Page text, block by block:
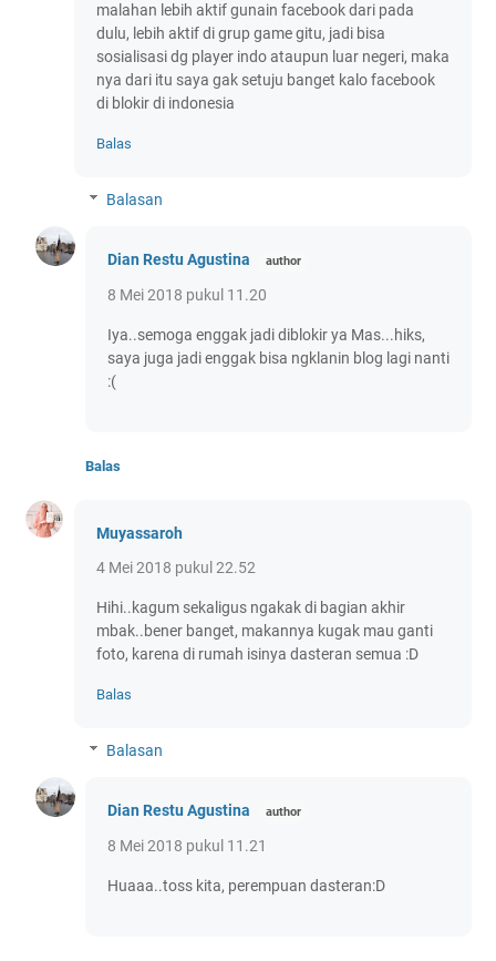
malahan lebih aktif gunain facebook dari pada
dulu, lebih aktif di grup game gitu, jadi bisa
sosialisasi dg player indo ataupun luar negeri, maka
nya dari itu saya gak setuju banget kalo facebook
di blokir di indonesia
Balas
Balasan
Dian Restu Agustina
8 Mei 2018 pukul 11.20
Iya..semoga enggak jadi diblokir ya Mas...hiks,
saya juga jadi enggak bisa ngklanin blog lagi nanti
:(
Balas
Muyassaroh
4 Mei 2018 pukul 22.52
Hihi..kagum sekaligus ngakak di bagian akhir
mbak..bener banget, makannya kugak mau ganti
foto, karena di rumah isinya dasteran semua :D
Balas
Balasan
Dian Restu Agustina
8 Mei 2018 pukul 11.21
Huaaa..toss kita, perempuan dasteran:D